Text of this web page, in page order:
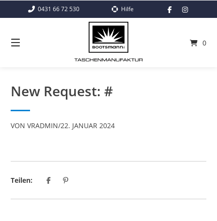
0431 66 72 530 Hilfe
0
New Request: #
VONVRADMIN/22. JANUAR 2024
Teilen: